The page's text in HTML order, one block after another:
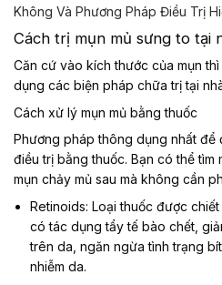
Không Và Phương Pháp Điều Trị
Cách trị mụn mủ sưng to tại
Căn cứ vào kích thước của mụn
dụng các biện pháp chữa trị tại
Cách xử lý mụn mủ bằng thuốc
Phương pháp thông dụng nhất để
điều trị bằng thuốc. Bạn có thể tìm
mụn chảy mủ sau mà không cần
Retinoids: Loại thuốc được
có tác dụng tẩy tế bào chết,
trên da, ngăn ngừa tình trạng
nhiễm da.